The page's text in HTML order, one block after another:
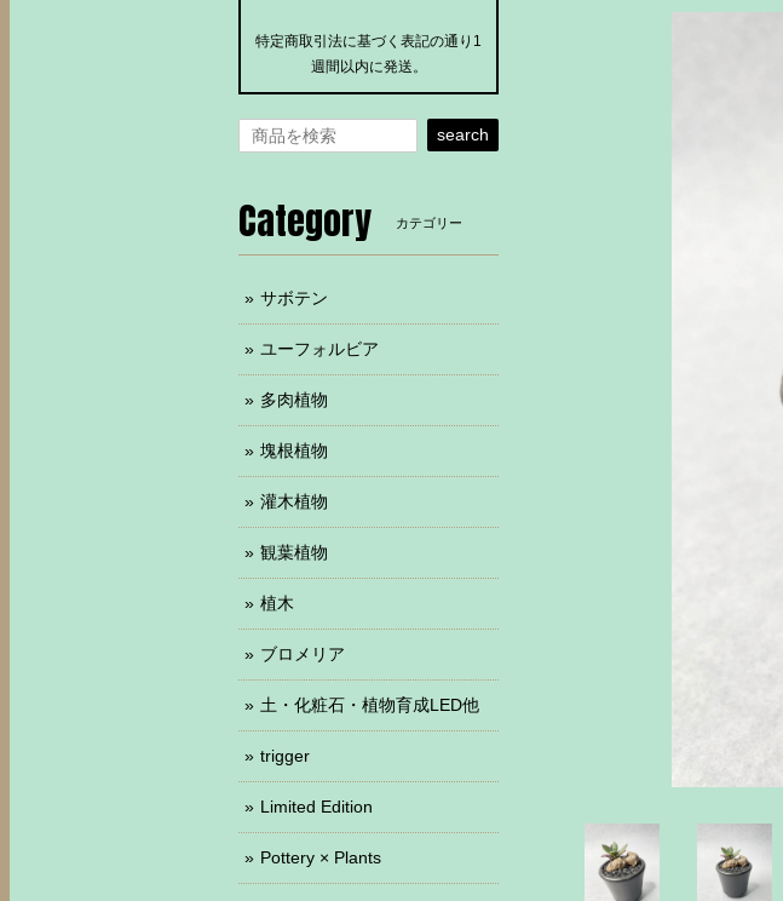
特定商取引法に基づく表記の通り1
週間以内に発送。
search
Category カテゴリー
サボテン
ユーフォルビア
多肉植物
塊根植物
灌木植物
観葉植物
植木
ブロメリア
土・化粧石・植物育成LED他
trigger
Limited Edition
Pottery × Plants